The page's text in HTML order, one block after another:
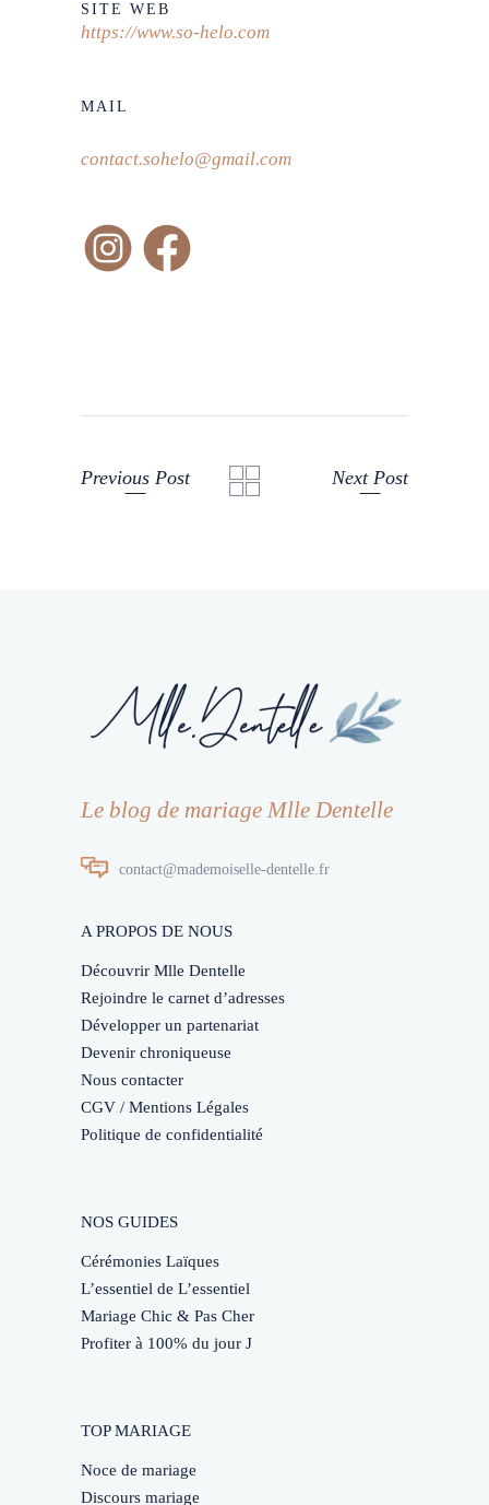
SITE WEB
https://www.so-helo.com
MAIL
contact.sohelo@gmail.com
Previous Post Next Post
Le blog de mariage Mlle Dentelle
contact@mademoiselle-dentelle.fr
A PROPOS DE NOUS
Découvrir Mlle Dentelle
Rejoindre le carnet d’adresses
Développer un partenariat
Devenir chroniqueuse
Nous contacter
CGV / Mentions Légales
Politique de confidentialité
NOS GUIDES
Cérémonies Laïques
L’essentiel de L’essentiel
Mariage Chic & Pas Cher
Profiter à 100% du jour J
TOP MARIAGE
Noce de mariage
Discours mariage